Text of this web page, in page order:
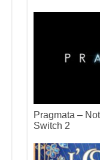
Pragmata –
Switch 2